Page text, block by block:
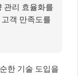
관리 효율화를
객 만족도를
한 기술 도입을